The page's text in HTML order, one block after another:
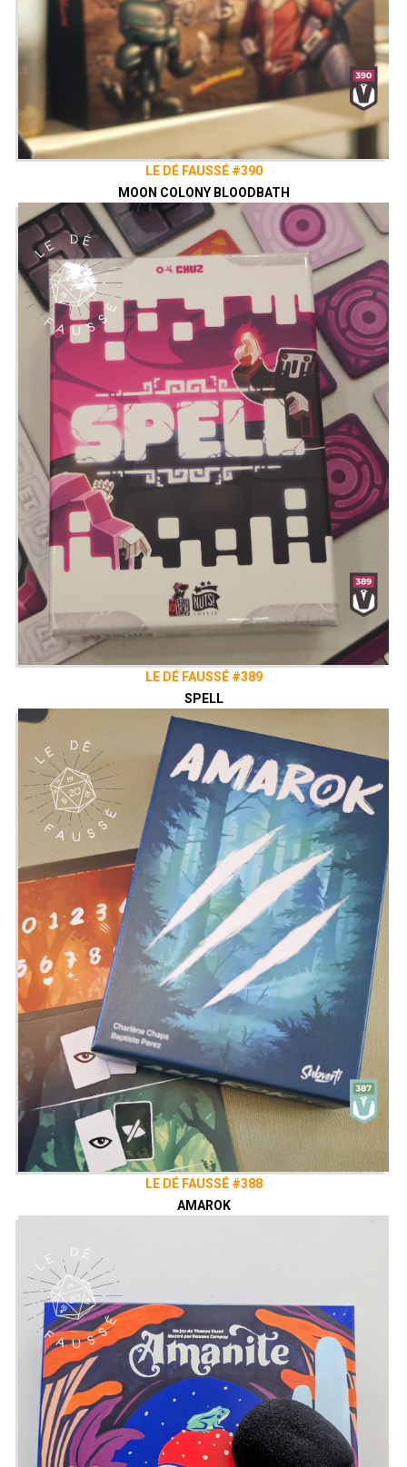
LE DÉ FAUSSÉ #390
MOON COLONY BLOODBATH
LE DÉ FAUSSÉ #389
SPELL
LE DÉ FAUSSÉ #388
AMAROK